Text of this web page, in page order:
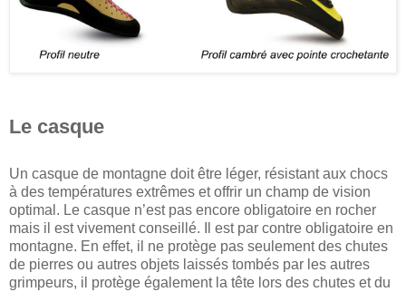
Le casque
Un casque de montagne doit être léger, résistant aux chocs
à des températures extrêmes et offrir un champ de vision
optimal. Le casque n’est pas encore obligatoire en rocher
mais il est vivement conseillé. Il est par contre obligatoire en
montagne. En effet, il ne protège pas seulement des chutes
de pierres ou autres objets laissés tombés par les autres
grimpeurs, il protège également la tête lors des chutes et du